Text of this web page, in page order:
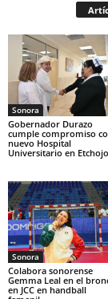
Sonora
Gobernador Durazo
cumple compromiso
nuevo Hospital
Universitario en
Sonora
Colabora sonorense
Gemma Leal en el
en JCC en handball